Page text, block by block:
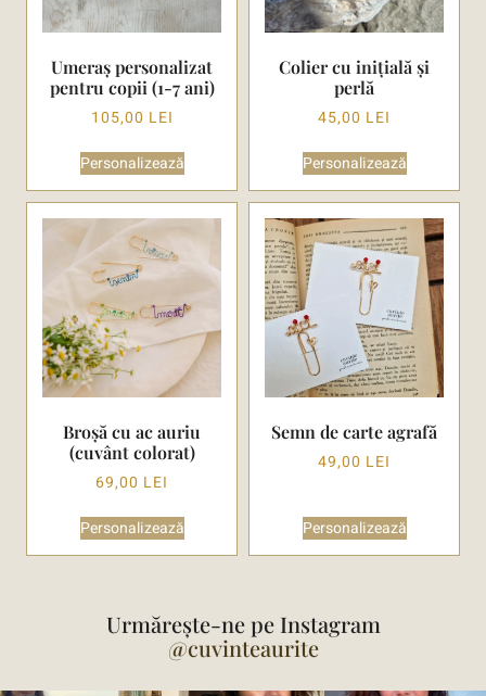
Umeraș personalizat
pentru copii (1-7 ani)
105,00 LEI
Personalizează
Colier cu inițială și
perlă
45,00 LEI
Personalizează
Broșă cu ac auriu
(cuvânt colorat)
69,00 LEI
Personalizează
Semn de carte agrafă
49,00 LEI
Personalizează
Urmărește-ne pe Instagram
@cuvinteaurite